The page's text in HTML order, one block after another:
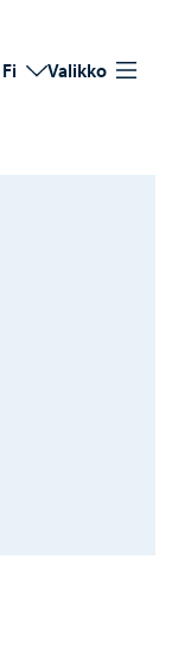
Vaihda kieltä
Nykyinen kieli: Suomi
Fi Valikko